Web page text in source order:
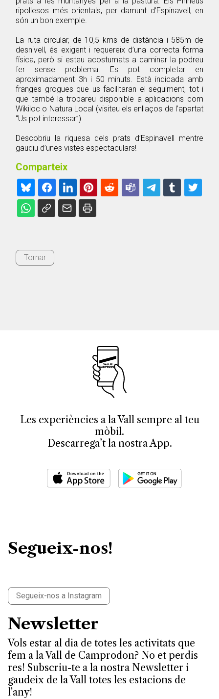
ripollesos més orientals, per damunt d’Espinavell, en
són un bon exemple.
La ruta circular, de 10,5 kms de distància i 585m de
desnivell, és exigent i requereix d’una correcta forma
física, però si esteu acostumats a caminar la podreu
fer sense problema. Es pot completar en
aproximadament 3h i 50 minuts. Està indicada amb
franges grogues que us facilitaran el seguiment, tot i
que també la trobareu disponible a aplicacions com
Wikiloc o Natura Local (visiteu els enllaços de l’apartat
“Us pot interessar”).
Descobriu la riquesa dels prats d’Espinavell mentre
gaudiu d’unes vistes espectaculars!
Comparteix
Tornar
Les experiències a la Vall sempre al teu
mòbil.
Descarrega’t la nostra App.
Segueix-nos!
Segueix-nos a Instagram
Newsletter
Vols estar al dia de totes les activitats que
fem a la Vall de Camprodon? No et perdis
res! Subscriu-te a la nostra Newsletter i
gaudeix de la Vall totes les estacions de
l'any!